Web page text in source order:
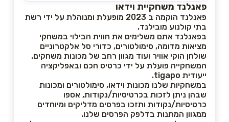
פאנלנד משחקיית וידאו
פאנלנד הוקמה ב 2023 מופעלת ומנוהלת על ידי רשת
בתי קולנוע מובילנד.
בפאנלנד אתם משלימים את חווית הבילוי במשחקי
מציאות מדומה, סימולטורים, כדורי סל אלקטרוניים
שולחן הוקי אוויר ועוד מגוון רחב של מכונות משחקים.
המשחקייה פועלת על ידי כרטיס חכם ובאפליקציה
ייעודית tigapo.
במשחקיות שלנו מכונות וידאו, סימולטורים ומכונות
שבהן ניתן לזכות בכרטיסיות/נקודות, אספו
כרטיסיות/נקודות ותזכו בפרסים מדליקים ומיוחדים
ממגוון המתנות בדלפק הפרסים שלנו.